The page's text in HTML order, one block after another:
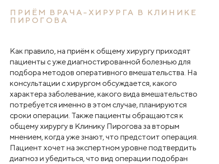
ПРИЁМ ВРАЧА-ХИРУРГА В КЛИНИКЕ
ПИРОГОВА
Как правило, на приём к общему хирургу приходят
пациенты с уже диагностированной болезнью для
подбора методов оперативного вмешательства. На
консультации с хирургом обсуждается, какого
характера заболевание, какого вида вмешательство
потребуется именно в этом случае, планируются
сроки операции. Также пациенты обращаются к
общему хирургу в Клинику Пирогова за вторым
мнением, когда уже знают, что предстоит операция.
Пациент хочет на экспертном уровне подтвердить
диагноз и убедиться, что вид операции подобран